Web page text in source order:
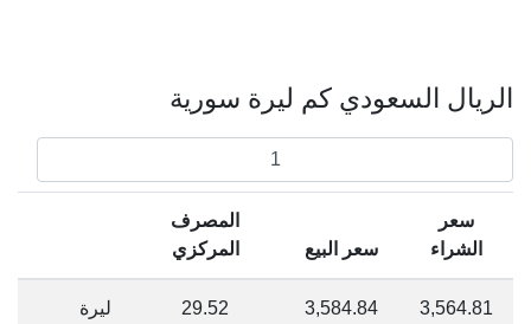
الريال السعودي كم ليرة سورية
سعر
الشراء
سعر البيع
المصرف
المركزي
3,564.81
3,584.84
29.52
ليرة